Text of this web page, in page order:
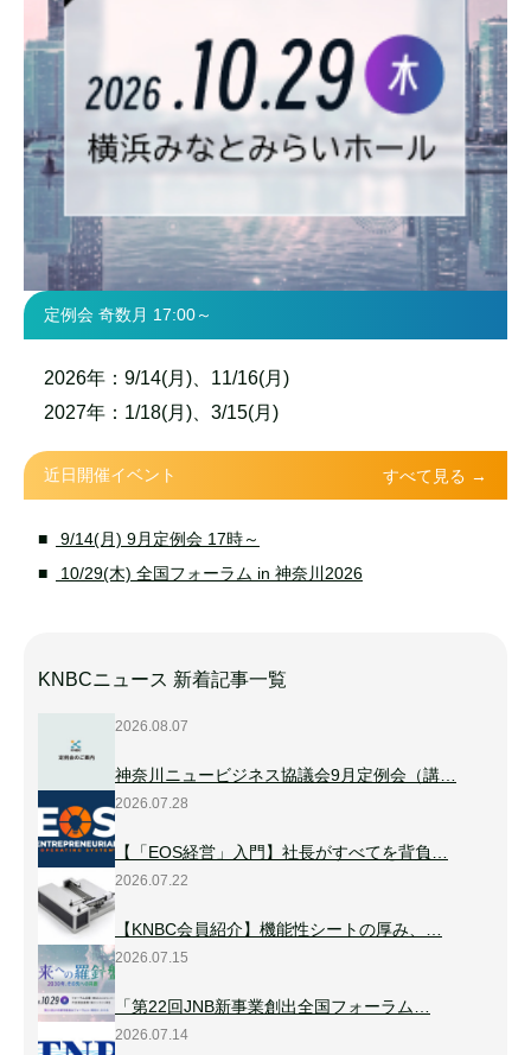
定例会 奇数月 17:00～
2026年：9/14(月)、11/16(月)
2027年：1/18(月)、3/15(月)
近日開催イベント すべて見る →
9/14(月) 9月定例会 17時～
10/29(木) 全国フォーラム in 神奈川2026
KNBCニュース 新着記事一覧
2026.08.07
神奈川ニュービジネス協議会9月定例会（講…
2026.07.28
【「EOS経営」入門】社長がすべてを背負…
2026.07.22
【KNBC会員紹介】機能性シートの厚み、…
2026.07.15
「第22回JNB新事業創出全国フォーラム…
2026.07.14